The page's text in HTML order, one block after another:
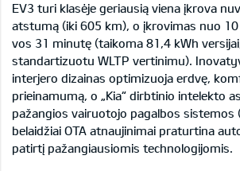
EV3 turi klasėje geriausią viena įkrova
atstumą (iki 605 km), o įkrovimas nuo
vos 31 minutę (taikoma 81,4 kWh
standartizuotu WLTP vertinimu).
interjero dizainas optimizuoja erdvę,
prieinamumą, o „Kia“ dirbtinio intelekto
pažangios vairuotojo pagalbos sistemos
belaidžiai OTA atnaujinimai praturtina
patirtį pažangiausiomis technologijomis.